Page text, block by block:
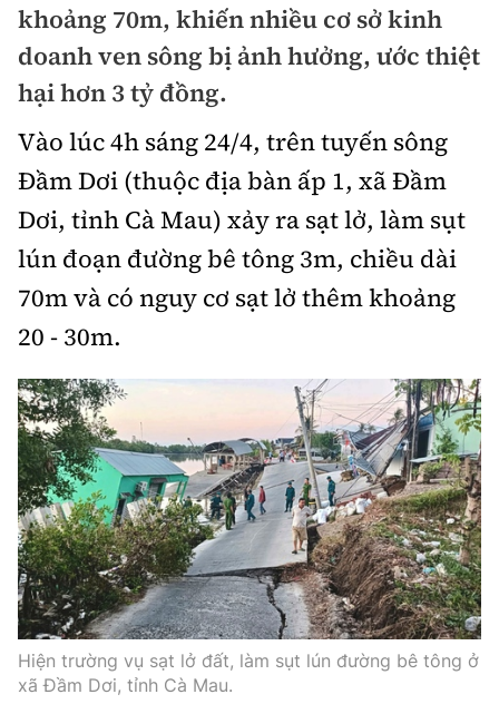
Chuyện dọc đường
Cải chính
Quy hoạch kiến trúc
Vật liệu xây dựng
Giám định chất lượng
Quản lý đô thị
Quản lý
Đường bộ
Hàng không
Đăng kiểm
Đường sắt tốc độ cao
Hàng hải
Đường sắt đô thị
Nhà thầu
Mời thầu - Đấu thầu
Thi viết về GTVT
Kinh tế
Thị trường
Tài chính
Chứng khoán
Bảo hiểm
Pháp luật
Thanh tra
An ninh hình sự
Điều tra
Pháp đình
Hỏi - Đáp
An toàn giao thông
Giao thông 24h
ATGT địa phương
Văn hóa giao thông
Lái xe an toàn
Chung tay vì ATGT
Gương sáng giao thông
Chất lượng sống
Giáo dục
Y tế
Đời sống
Lao động - Công đoàn
Văn hóa - Giải Trí
Showbiz
Điện ảnh
Âm nhạc
Thể thao
Bóng đá
Bình luận
Hậu trường sao
360 độ thể thao
Công nghệ
Công nghệ mới
Sản phẩm mới
Tư vấn
Thế giới
Thời sự Quốc tế
Hồ sơ tài liệu
Thế giới giao thông
Đi ++
Du lịch
Khám phá
Video
Thời sự
khoảng 70m, khiến nhiều cơ sở kinh
doanh ven sông bị ảnh hưởng, ước thiệt
hại hơn 3 tỷ đồng.
Vào lúc 4h sáng 24/4, trên tuyến sông
Đầm Dơi (thuộc địa bàn ấp 1, xã Đầm
Dơi, tỉnh Cà Mau) xảy ra sạt lở, làm sụt
lún đoạn đường bê tông 3m, chiều dài
70m và có nguy cơ sạt lở thêm khoảng
20 - 30m.
Hiện trường vụ sạt lở đất, làm sụt lún đường bê tông ở
xã Đầm Dơi, tỉnh Cà Mau.